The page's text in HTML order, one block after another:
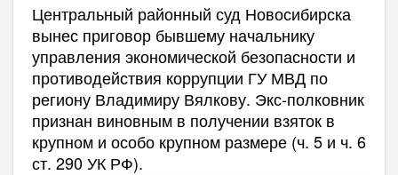
Центральный районный суд Новосибирска
вынес приговор бывшему начальнику
управления экономической безопасности и
противодействия коррупции ГУ МВД по
региону Владимиру Вялкову. Экс-полковник
признан виновным в получении взяток в
крупном и особо крупном размере (ч. 5 и ч. 6
ст. 290 УК РФ).